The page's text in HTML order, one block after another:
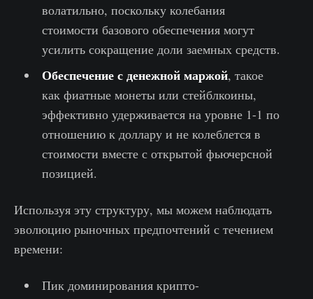
волатильно, поскольку колебания
стоимости базового обеспечения могут
усилить сокращение доли заемных средств.
Обеспечение с денежной маржой, такое
как фиатные монеты или стейблкоины,
эффективно удерживается на уровне 1-1 по
отношению к доллару и не колеблется в
стоимости вместе с открытой фьючерсной
позицией.
Используя эту структуру, мы можем наблюдать
эволюцию рыночных предпочтений с течением
времени:
Пик доминирования крипто-